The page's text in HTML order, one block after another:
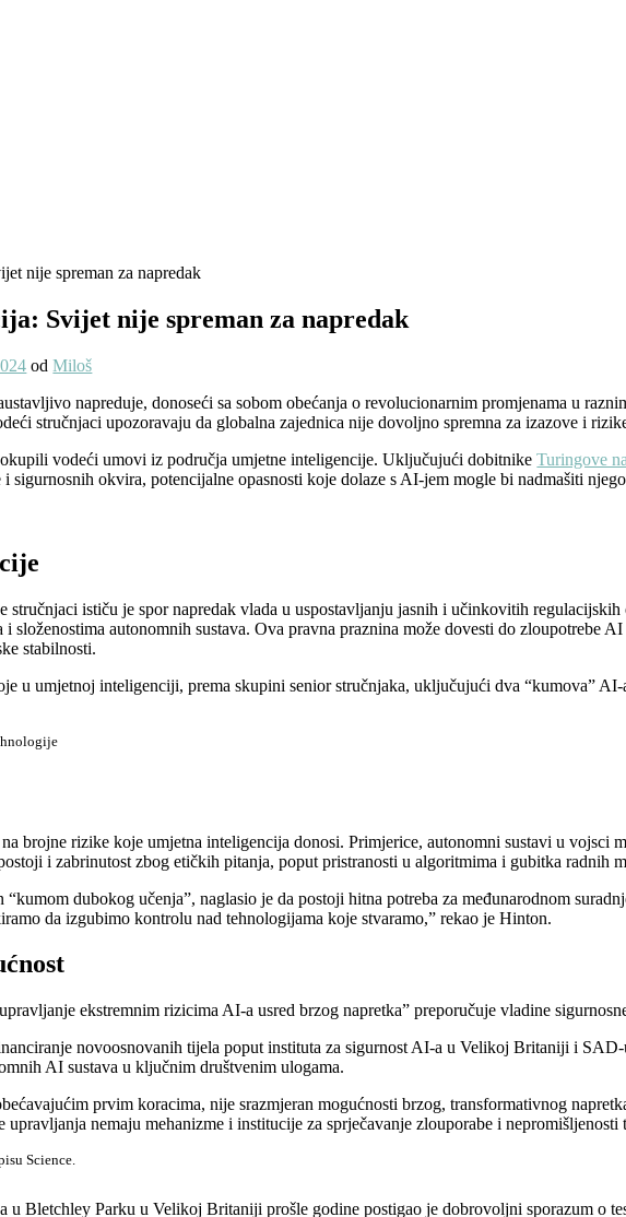
nije spreman za napredak
Svijet nije spreman za napredak
odMiloš
napreduje, donoseći sa sobom obećanja o revolucionarnim promjenama u
stručnjaci upozoravaju da globalna zajednica nije dovoljno spremna za izazove i
vodeći umovi iz područja umjetne inteligencije. Uključujući dobitnikeTuringove
i sigurnosnih okvira, potencijalne opasnosti koje dolaze s AI-jem mogle bi nadmašiti
stručnjaci ističu je spor napredak vlada u uspostavljanju jasnih i učinkovitih
složenostima autonomnih sustava. Ova pravna praznina može dovesti do zloupotrebe
stabilnosti.
u umjetnoj inteligenciji, prema skupini senior stručnjaka, uključujući dva “kumova”
brojne rizike koje umjetna inteligencija donosi. Primjerice, autonomni sustavi u vojsci
i zabrinutost zbog etičkih pitanja, poput pristranosti u algoritmima i gubitka radnih
dubokog učenja”, naglasio je da postoji hitna potreba za međunarodnom
da izgubimo kontrolu nad tehnologijama koje stvaramo,” rekao je Hinton.
ekstremnim rizicima AI-a usred brzog napretka” preporučuje vladine
novoosnovanih tijela poput instituta za sigurnost AI-a u Velikoj Britaniji i
AI sustava u ključnim društvenim ulogama.
prvim koracima, nije srazmjeran mogućnosti brzog, transformativnog
upravljanja nemaju mehanizme i institucije za sprječavanje zlouporabe i nepromišljenosti
Science.
u Bletchley Parku u Velikoj Britaniji prošle godine postigao je dobrovoljni sporazum o